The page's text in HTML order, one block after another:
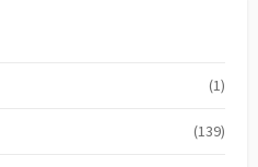
(1)
(139)